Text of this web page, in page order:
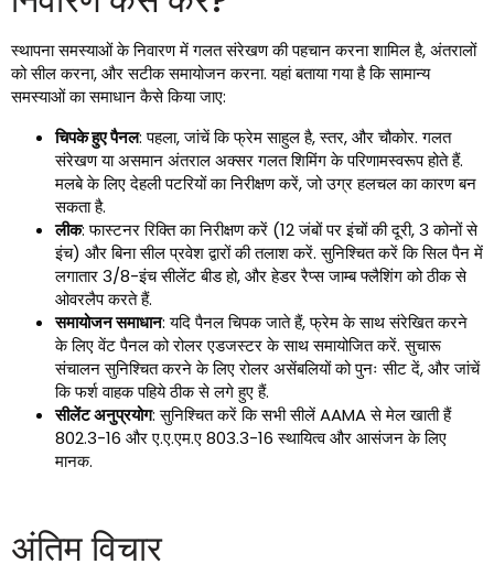
स्थापना समस्याओं के निवारण में गलत संरेखण की पहचान करना शामिल है, अंतरालों
को सील करना, और सटीक समायोजन करना. यहां बताया गया है कि सामान्य
समस्याओं का समाधान कैसे किया जाए:
चिपके हुए पैनल: पहला, जांचें कि फ्रेम साहुल है, स्तर, और चौकोर. गलत
संरेखण या असमान अंतराल अक्सर गलत शिमिंग के परिणामस्वरूप होते हैं.
मलबे के लिए देहली पटरियों का निरीक्षण करें, जो उग्र हलचल का कारण बन
सकता है.
लीक: फास्टनर रिक्ति का निरीक्षण करें (12 जंबों पर इंचों की दूरी, 3 कोनों से
इंच) और बिना सील प्रवेश द्वारों की तलाश करें. सुनिश्चित करें कि सिल पैन में
लगातार 3/8-इंच सीलेंट बीड हो, और हेडर रैप्स जाम्ब फ्लैशिंग को ठीक से
ओवरलैप करते हैं.
समायोजन समाधान: यदि पैनल चिपक जाते हैं, फ्रेम के साथ संरेखित करने
के लिए वेंट पैनल को रोलर एडजस्टर के साथ समायोजित करें. सुचारू
संचालन सुनिश्चित करने के लिए रोलर असेंबलियों को पुनः सीट दें, और जांचें
कि फर्श वाहक पहिये ठीक से लगे हुए हैं.
सीलेंट अनुप्रयोग: सुनिश्चित करें कि सभी सीलें AAMA से मेल खाती हैं
802.3-16 और ए.ए.एम.ए 803.3-16 स्थायित्व और आसंजन के लिए
मानक.
अंतिम विचार